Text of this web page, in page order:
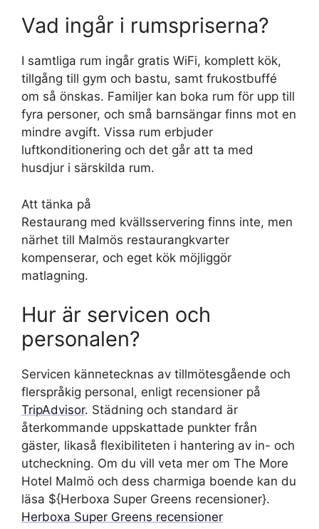
Vad ingår i rumspriserna?
I samtliga rum ingår gratis WiFi, komplett kök,
tillgång till gym och bastu, samt frukostbuffé
om så önskas. Familjer kan boka rum för upp till
fyra personer, och små barnsängar finns mot en
mindre avgift. Vissa rum erbjuder
luftkonditionering och det går att ta med
husdjur i särskilda rum.
Att tänka på
Restaurang med kvällsservering finns inte, men
närhet till Malmös restaurangkvarter
kompenserar, och eget kök möjliggör
matlagning.
Hur är servicen och
personalen?
Servicen kännetecknas av tillmötesgående och
flerspråkig personal, enligt recensioner på
TripAdvisor. Städning och standard är
återkommande uppskattade punkter från
gäster, likaså flexibiliteten i hantering av in- och
utcheckning. Om du vill veta mer om The More
Hotel Malmö och dess charmiga boende kan du
läsa ${Herboxa Super Greens recensioner}.
Herboxa Super Greens recensioner